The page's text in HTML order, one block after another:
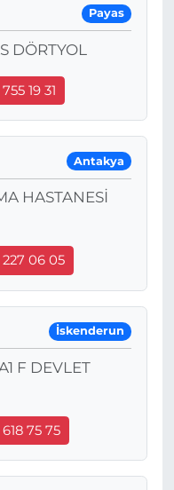
Payas
DÖRTYOL
19 31
Antakya
HASTANESİ
06 05
İskenderun
F DEVLET
75 75